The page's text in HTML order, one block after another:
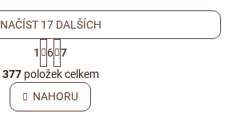
O
v
l
á
NAČÍST 17 DALŠÍCH
S
t
r
á
n
k
1 6 7
377položek celkem
NAHORU